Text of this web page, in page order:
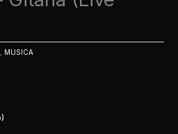
, MUSICA